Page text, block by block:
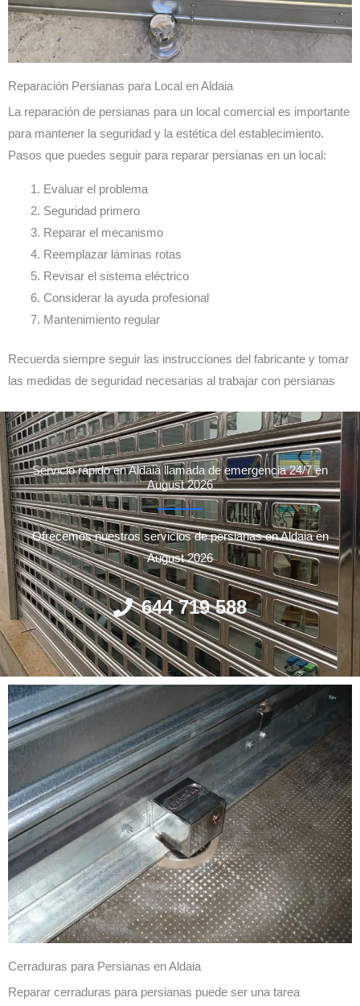
Reparación Persianas para Local en Aldaia
La reparación de persianas para un local comercial es importante
para mantener la seguridad y la estética del establecimiento.
Pasos que puedes seguir para reparar persianas en un local:
Evaluar el problema
Seguridad primero
Reparar el mecanismo
Reemplazar láminas rotas
Revisar el sistema eléctrico
Considerar la ayuda profesional
Mantenimiento regular
Recuerda siempre seguir las instrucciones del fabricante y tomar
las medidas de seguridad necesarias al trabajar con persianas
Servicio rápido en Aldaia llamada de emergencia 24/7 en
August 2026
Ofrecemos nuestros servicios de persianas en Aldaia en
August 2026
644 719 588
Cerraduras para Persianas en Aldaia
Reparar cerraduras para persianas puede ser una tarea